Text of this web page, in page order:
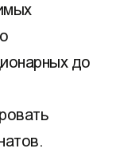
до